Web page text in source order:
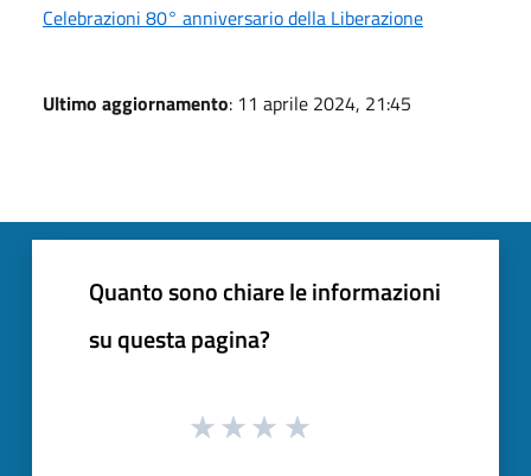
Celebrazioni 80° anniversario della Liberazione
Ultimo aggiornamento: 11 aprile 2024, 21:45
Quanto sono chiare le informazioni
su questa pagina?